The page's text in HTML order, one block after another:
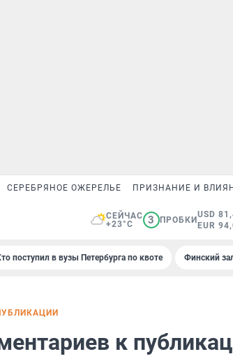
СЕРЕБРЯНОЕ ОЖЕРЕЛЬЕ ПРИЗНАНИЕ И
СЕЙЧАС
+23°C
3 ПРОБКИ
USD
EUR
поступил в вузы Петербурга по квоте Финский
к